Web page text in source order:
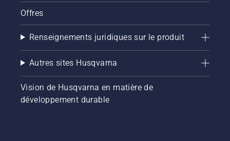
Offres
Renseignements juridiques sur le produit
Autres sites Husqvarna
Vision de Husqvarna en matière de
développement durable